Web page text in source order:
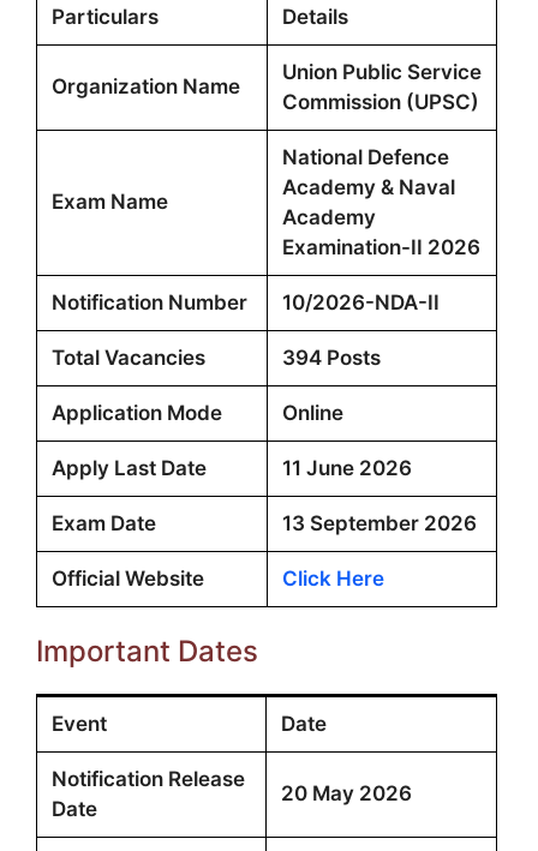
Particulars Details
Organization Name
Union Public Service
Commission (UPSC)
Exam Name
National Defence
Academy & Naval
Academy
Examination-II 2026
Notification Number 10/2026-NDA-II
Total Vacancies 394 Posts
Application Mode Online
Apply Last Date 11 June 2026
Exam Date 13 September 2026
Official Website Click Here
Important Dates
Event Date
Notification Release
Date
20 May 2026